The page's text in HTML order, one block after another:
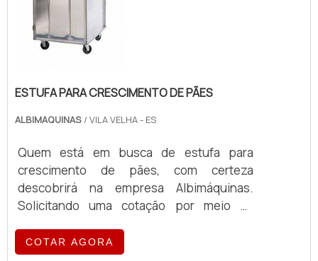
ESTUFA PARA CRESCIMENTO DE PÃES
ALBIMAQUINAS / VILA VELHA - ES
Quem está em busca de estufa para
crescimento de pães, com certeza
descobrirá na empresa Albimáquinas.
Solicitando uma cotação por meio da
referência de qualidade da área de
COTAR AGORA